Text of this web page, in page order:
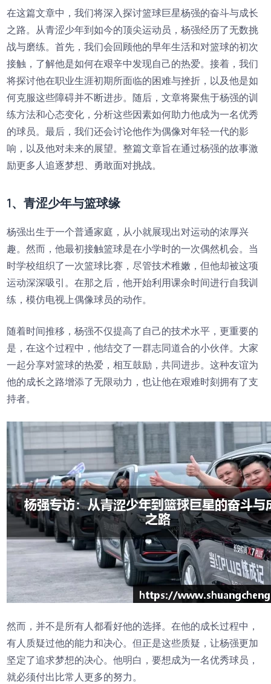
在这篇文章中，我们将深入探讨篮球巨星杨强的奋斗与成长
之路。从青涩少年到如今的顶尖运动员，杨强经历了无数挑
战与磨练。首先，我们会回顾他的早年生活和对篮球的初次
接触，了解他是如何在艰辛中发现自己的热爱。接着，我们
将探讨他在职业生涯初期所面临的困难与挫折，以及他是如
何克服这些障碍并不断进步。随后，文章将聚焦于杨强的训
练方法和心态变化，分析这些因素如何助力他成为一名优秀
的球员。最后，我们还会讨论他作为偶像对年轻一代的影
响，以及他对未来的展望。整篇文章旨在通过杨强的故事激
励更多人追逐梦想、勇敢面对挑战。
1、青涩少年与篮球缘
杨强出生于一个普通家庭，从小就展现出对运动的浓厚兴
趣。然而，他最初接触篮球是在小学时的一次偶然机会。当
时学校组织了一次篮球比赛，尽管技术稚嫩，但他却被这项
运动深深吸引。在那之后，他开始利用课余时间进行自我训
练，模仿电视上偶像球员的动作。
随着时间推移，杨强不仅提高了自己的技术水平，更重要的
是，在这个过程中，他结交了一群志同道合的小伙伴。大家
一起分享对篮球的热爱，相互鼓励，共同进步。这种友谊为
他的成长之路增添了无限动力，也让他在艰难时刻拥有了支
持者。
然而，并不是所有人都看好他的选择。在他的成长过程中，
有人质疑过他的能力和决心。但正是这些质疑，让杨强更加
坚定了追求梦想的决心。他明白，要想成为一名优秀球员，
就必须付出比常人更多的努力。